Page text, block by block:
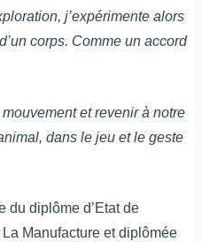
j’expérimente alors
corps. Comme un accord
et revenir à notre
dans le jeu et le geste
du diplôme d’Etat de
Manufacture et diplômée